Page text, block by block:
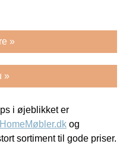
»
»
i øjeblikket er
og
sortiment til gode priser.